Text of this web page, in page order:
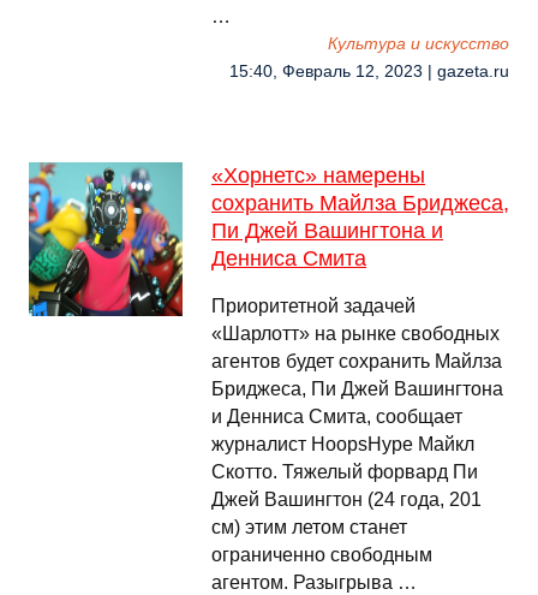
…
Культура и искусство
15:40, Февраль 12, 2023 | gazeta.ru
«Хорнетс» намерены
сохранить Майлза Бриджеса,
Пи Джей Вашингтона и
Денниса Смита
Приоритетной задачей
«Шарлотт» на рынке свободных
агентов будет сохранить Майлза
Бриджеса, Пи Джей Вашингтона
и Денниса Смита, сообщает
журналист HoopsHype Майкл
Скотто. Тяжелый форвард Пи
Джей Вашингтон (24 года, 201
см) этим летом станет
ограниченно свободным
агентом. Разыгрыва …